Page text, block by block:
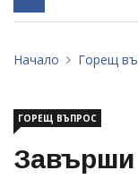
Начало Горещ
ГОРЕЩ ВЪПРОС
Завърши